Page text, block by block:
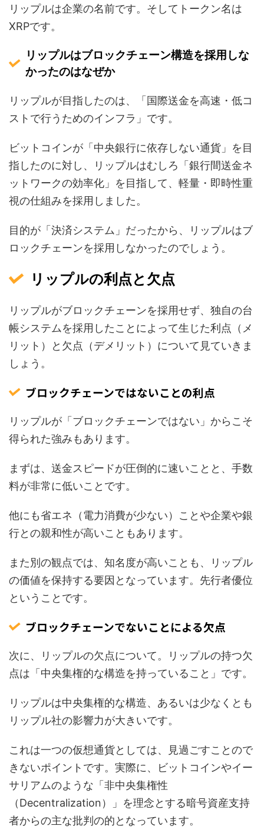
リップルは企業の名前です。そしてトークン名は
XRPです。
リップルはブロックチェーン構造を採用しな
かったのはなぜか
リップルが目指したのは、「国際送金を高速・低コ
ストで行うためのインフラ」です。
ビットコインが「中央銀行に依存しない通貨」を目
指したのに対し、リップルはむしろ「銀行間送金ネ
ットワークの効率化」を目指して、軽量・即時性重
視の仕組みを採用しました。
目的が「決済システム」だったから、リップルはブ
ロックチェーンを採用しなかったのでしょう。
リップルの利点と欠点
リップルがブロックチェーンを採用せず、独自の台
帳システムを採用したことによって生じた利点（メ
リット）と欠点（デメリット）について見ていきま
しょう。
ブロックチェーンではないことの利点
リップルが「ブロックチェーンではない」からこそ
得られた強みもあります。
まずは、送金スピードが圧倒的に速いことと、手数
料が非常に低いことです。
他にも省エネ（電力消費が少ない）ことや企業や銀
行との親和性が高いこともあります。
また別の観点では、知名度が高いことも、リップル
の価値を保持する要因となっています。先行者優位
ということです。
ブロックチェーンでないことによる欠点
次に、リップルの欠点について。リップルの持つ欠
点は「中央集権的な構造を持っていること」です。
リップルは中央集権的な構造、あるいは少なくとも
リップル社の影響力が大きいです。
これは一つの仮想通貨としては、見過ごすことので
きないポイントです。実際に、ビットコインやイー
サリアムのような「非中央集権性
（Decentralization）」を理念とする暗号資産支持
者からの主な批判の的となっています。